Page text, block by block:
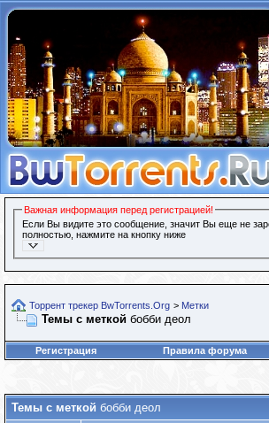
Важная информация перед регистрацией!
Если Вы видите это сообщение, значит Вы еще не
полностью, нажмите на кнопку ниже
Торрент трекер BwTorrents.Org > Метки
Темы с меткой бобби деол
Регистрация Правила форума
Темы с меткой бобби деол